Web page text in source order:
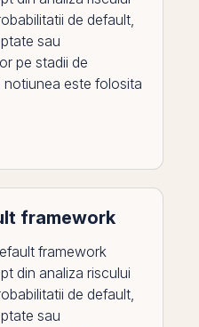
de default,
sau
pe stadii de
notiunea este folosita
framework
framework
din analiza riscului
de default,
sau